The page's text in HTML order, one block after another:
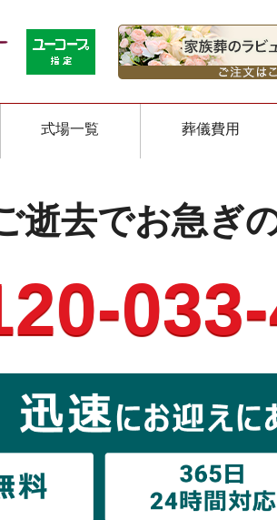
式場一覧 葬儀費用
逝去でお急ぎ